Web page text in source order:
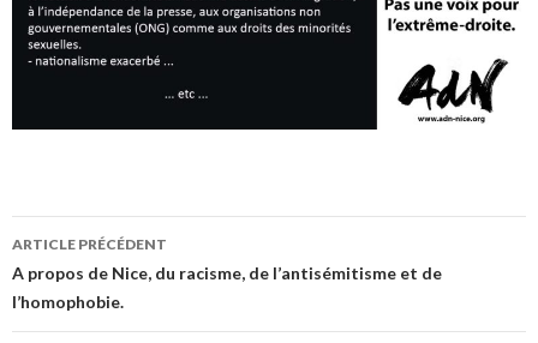
Navigation
des
ARTICLE PRÉCÉDENT
A propos de Nice, du racisme, de l’antisémitisme et de
l’homophobie.